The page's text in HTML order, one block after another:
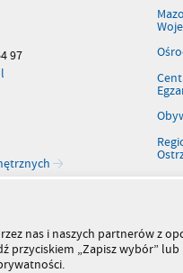
97
nas i naszych partnerów z
„Zapisz wybór”